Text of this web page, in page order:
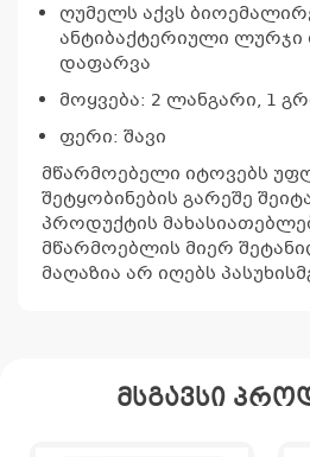
ღუმელს აქვს
ანტიბაქტერიული ლურჯი
დაფარვა
მოყვება: 2 ლანგარი, 1
ფერი: შავი
მწარმოებელი იტოვებს
შეტყობინების გარეშე
პროდუქტის
მწარმოებლის მიერ
მაღაზია არ იღებს
მსგავსი